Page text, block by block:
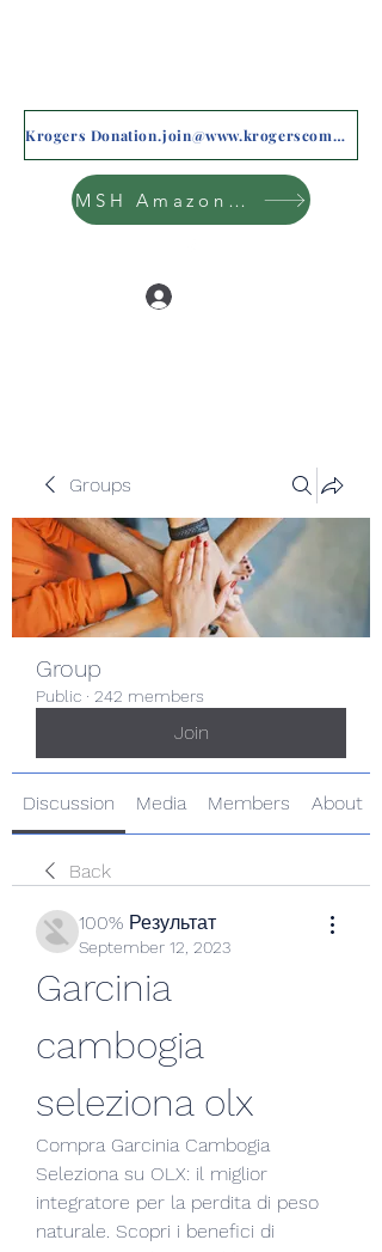
Krogers Donation.join@www.krogerscommunityrewards.com
MSH Amazon Wishlist
Groups
Group
Public · 242 members
Join
Discussion Media Members About
Back
100% Результат
September 12, 2023
Garcinia
cambogia
seleziona olx
Compra Garcinia Cambogia
Seleziona su OLX: il miglior
integratore per la perdita di peso
naturale. Scopri i benefici di